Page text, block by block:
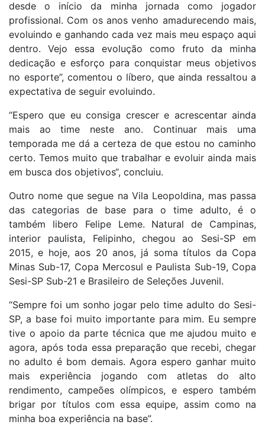
desde o início da minha jornada como jogador
profissional. Com os anos venho amadurecendo mais,
evoluindo e ganhando cada vez mais meu espaço aqui
dentro. Vejo essa evolução como fruto da minha
dedicação e esforço para conquistar meus objetivos
no esporte”, comentou o líbero, que ainda ressaltou a
expectativa de seguir evoluindo.
“Espero que eu consiga crescer e acrescentar ainda
mais ao time neste ano. Continuar mais uma
temporada me dá a certeza de que estou no caminho
certo. Temos muito que trabalhar e evoluir ainda mais
em busca dos objetivos“, concluiu.
Outro nome que segue na Vila Leopoldina, mas passa
das categorias de base para o time adulto, é o
também libero Felipe Leme. Natural de Campinas,
interior paulista, Felipinho, chegou ao Sesi-SP em
2015, e hoje, aos 20 anos, já soma títulos da Copa
Minas Sub-17, Copa Mercosul e Paulista Sub-19, Copa
Sesi-SP Sub-21 e Brasileiro de Seleções Juvenil.
“Sempre foi um sonho jogar pelo time adulto do Sesi-
SP, a base foi muito importante para mim. Eu sempre
tive o apoio da parte técnica que me ajudou muito e
agora, após toda essa preparação que recebi, chegar
no adulto é bom demais. Agora espero ganhar muito
mais experiência jogando com atletas do alto
rendimento, campeões olímpicos, e espero também
brigar por títulos com essa equipe, assim como na
minha boa experiência na base”.